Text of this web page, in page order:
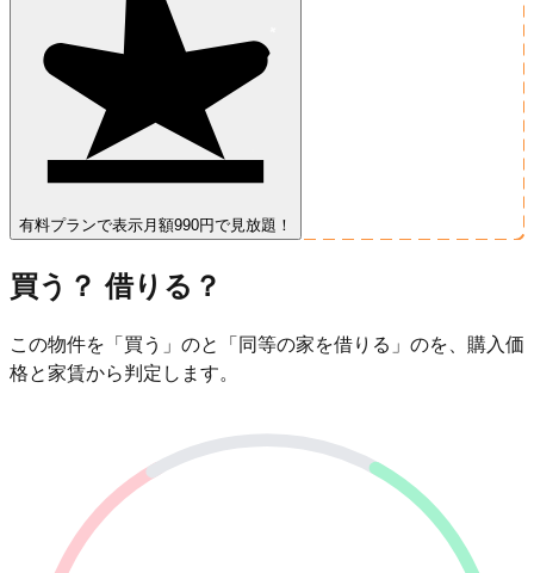
有料プランで表示 月額990円で見放題！
買う？ 借りる？
この物件を「買う」のと「同等の家を借りる」のを、購入価
格と家賃から判定します。